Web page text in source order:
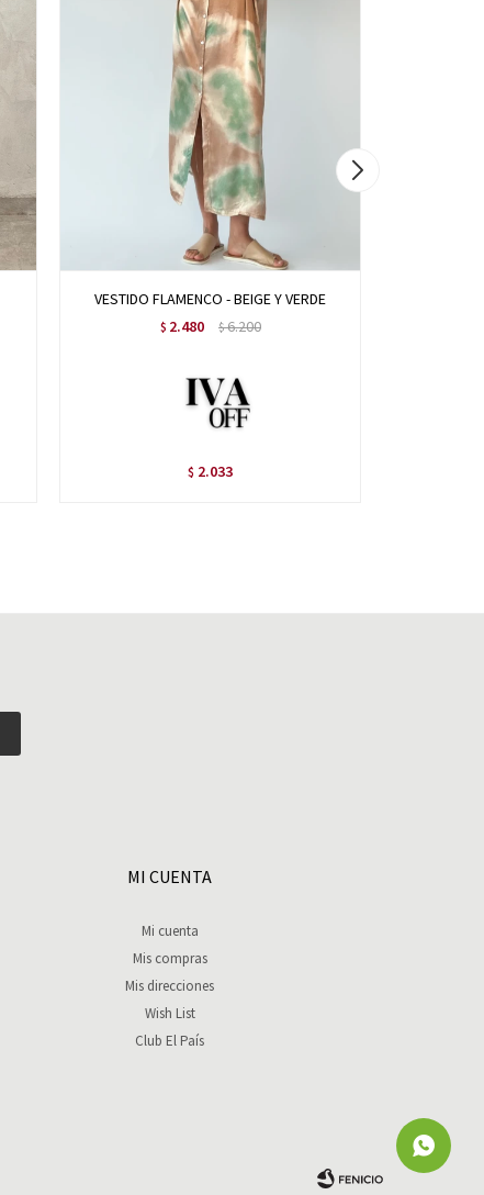
VESTIDO FLAMENCO - BEIGE Y VERDE
$ 2.480 $6.200
$ 2.033
MI CUENTA
Mi cuenta
Mis compras
Mis direcciones
Wish List
Club El País